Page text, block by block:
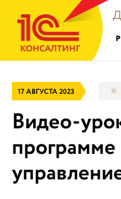
17 АВГУСТА 2023
Видео-